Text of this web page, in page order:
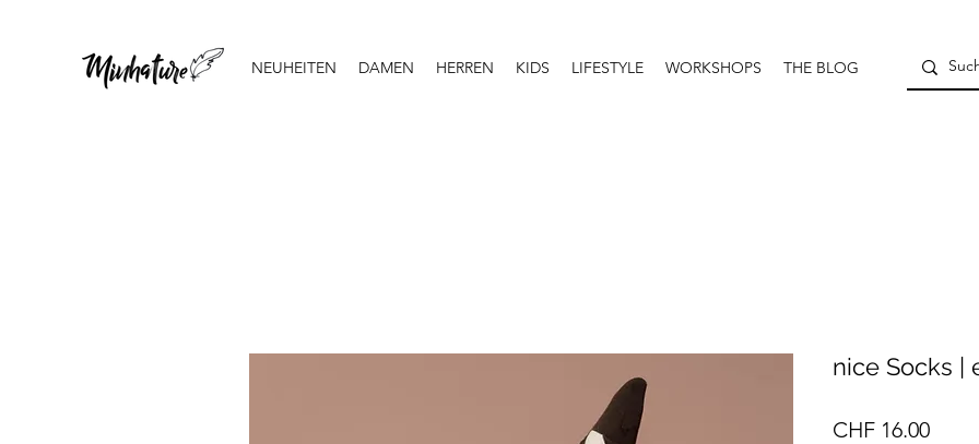
NEUHEITEN DAMEN HERREN KIDS LIFESTYLE WORKSHOPS THE BLOG
nice Socks |
CHF 16.00Preis